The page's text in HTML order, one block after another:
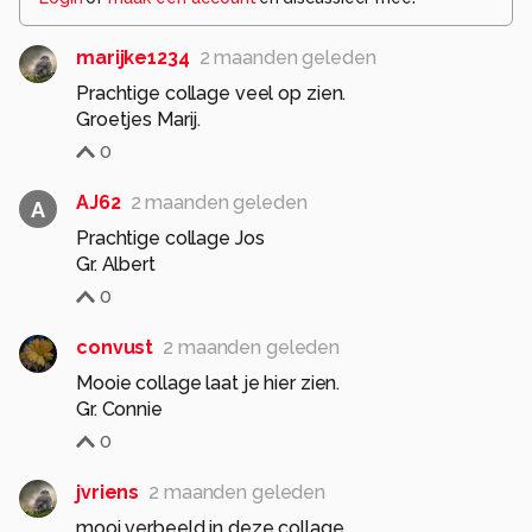
marijke1234 2 maanden geleden
Prachtige collage veel op zien.
Groetjes Marij.
0
A AJ62 2 maanden geleden
Prachtige collage Jos
Gr. Albert
0
convust 2 maanden geleden
Mooie collage laat je hier zien.
Gr. Connie
0
jvriens 2 maanden geleden